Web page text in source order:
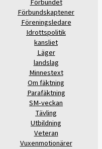
Förbundet
Förbundskaptener
Föreningsledare
Idrottspolitik
kansliet
Läger
landslag
Minnestext
Om fäktning
Parafäktning
SM-veckan
Tävling
Utbildning
Veteran
Vuxenmotionärer